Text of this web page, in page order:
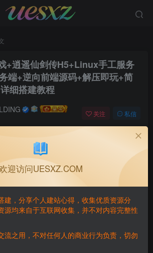
+逍遥仙剑传H5+Linux手工服务
端+逆向前端源码+解压即玩+简
细搭建教程
关注 私信
三网H5修仙游戏+逍遥仙剑传H5+Linux手工服务端+Win一键服务端+逆向前端源码+解压即玩+简易安卓客户端+详细搭建教程
请付费后查看
￥5
登录购买
迎访问UESXZ.COM
建，分享个人建站心得，收集优质资源分
源均来自于互联网收集，并不对内容完整性
流之用，不对任何人的商业行为负责，切勿